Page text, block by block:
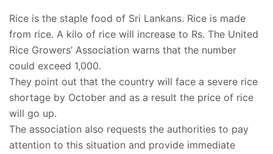
Rice is the staple food of Sri Lankans. Rice is made
from rice. A kilo of rice will increase to Rs. The United
Rice Growers’ Association warns that the number
could exceed 1,000.
They point out that the country will face a severe rice
shortage by October and as a result the price of rice
will go up.
The association also requests the authorities to pay
attention to this situation and provide immediate